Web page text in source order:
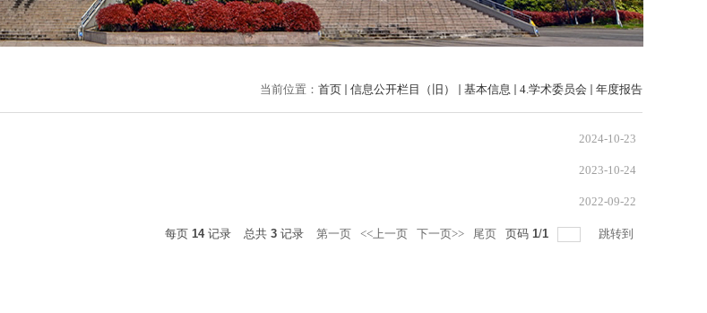
当前位置： 首页 信息公开栏目（旧） 基本信息 4.学术委员会 年度报告
2024-10-23
2023-10-24
2022-09-22
每页 14记录 总共 3 记录 第一页 <<上一页 下一页>> 尾页 页码 1/1 跳转到